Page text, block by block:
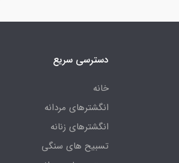
دسترسی سریع
خانه
انگشترهای مردانه
انگشترهای زنانه
تسبیح های سنگی